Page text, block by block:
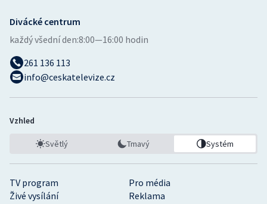
TV program
Pro média
Živé vysílání
Reklama
Divácké centrum
každý všední den:8:00—16:00 hodin
261 136 113
info@ceskatelevize.cz
Vzhled
Světlý Tmavý Systém